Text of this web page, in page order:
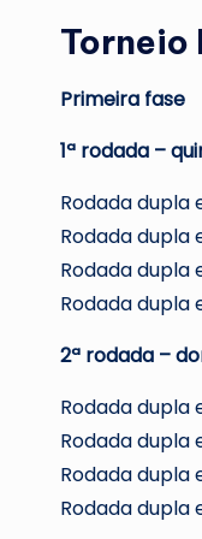
Torneio
Primeira fase
1ª rodada –
Rodada dupla
Rodada dupla
Rodada dupla
Rodada dupla
2ª rodada –
Rodada dupla
Rodada dupla
Rodada dupla
Rodada dupla